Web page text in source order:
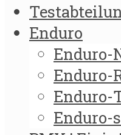
Enduro
Enduro-
Enduro-
Enduro-
Enduro-